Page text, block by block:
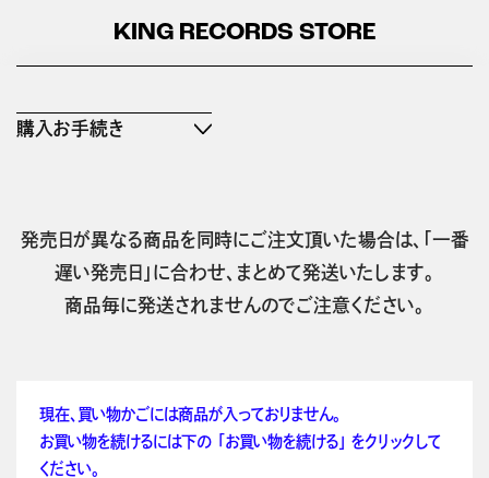
KING RECORDS STORE
購入お手続き
発売日が異なる商品を同時にご注文頂いた場合は、「一番
遅い発売日」に合わせ、まとめて発送いたします。
商品毎に発送されませんのでご注意ください。
現在、買い物かごには商品が入っておりません。
お買い物を続けるには下の 「お買い物を続ける」 をクリックして
ください。